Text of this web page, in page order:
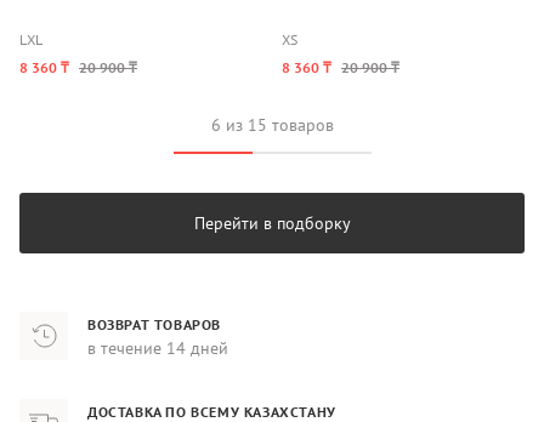
LXL
8 360 ₸ 20 900 ₸
XS
8 360 ₸ 20 900 ₸
6 из 15 товаров
Перейти в подборку
ВОЗВРАТ ТОВАРОВ
в течение 14 дней
ДОСТАВКА ПО ВСЕМУ КАЗАХСТАНУ